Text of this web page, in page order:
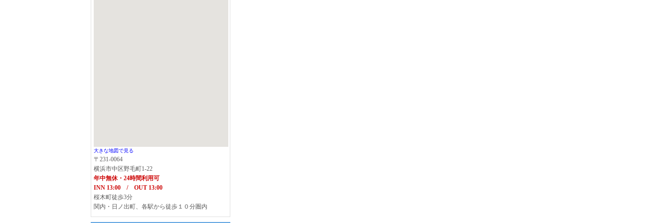
大きな地図で見る
〒231-0064
横浜市中区野毛町1-22
年中無休・24時間利用可
INN 13:00 / OUT 13:00
桜木町徒歩3分
関内・日ノ出町、各駅から徒歩１０分圏内